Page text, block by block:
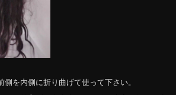
を内側に折り曲げて使って下さい。